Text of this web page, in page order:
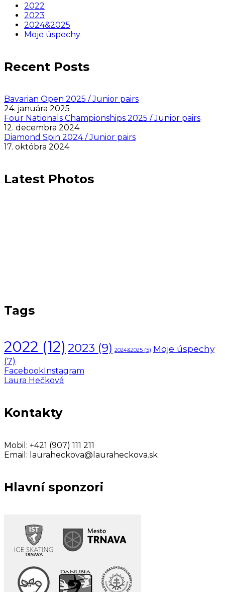
2022
2023
2024&2025
Moje úspechy
Recent Posts
Bavarian Open 2025 / Junior pairs
24. januára 2025
Four Nationals Championships 2025 / Junior pairs
12. decembra 2024
Diamond Spin 2024 / Junior pairs
17. októbra 2024
Latest Photos
Tags
2022 (12) 2023 (9) 2024&2025 (5) Moje úspechy
(7)
Facebook Instagram
Laura Hečková
Kontakty
Mobil: +421 (907) 111 211
Email: lauraheckova@lauraheckova.sk
Hlavní sponzori